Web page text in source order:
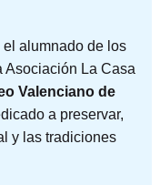
el alumnado de los
Asociación La Casa
Valenciano de
a preservar,
y las tradiciones